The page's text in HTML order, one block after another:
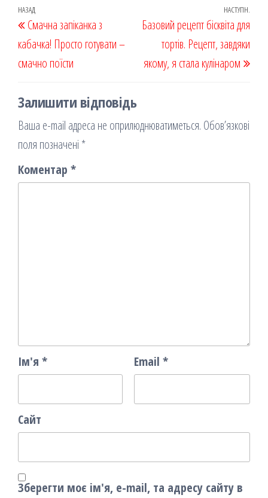
k on
я
Навігація
записів
Попередній
запис
НАЗАД
Смачна запіканка з
кабачка! Просто готувати –
смачно поїсти
НАСТУПН.
Базовий рецепт бісквіта для
тортів. Рецепт, завдяки
якому, я стала кулінаром
Залишити відповідь
Ваша e-mail адреса не оприлюднюватиметься. Обов’язкові
поля позначені *
Коментар *
Ім'я * Email *
Сайт
Зберегти моє ім'я, e-mail, та адресу сайту в